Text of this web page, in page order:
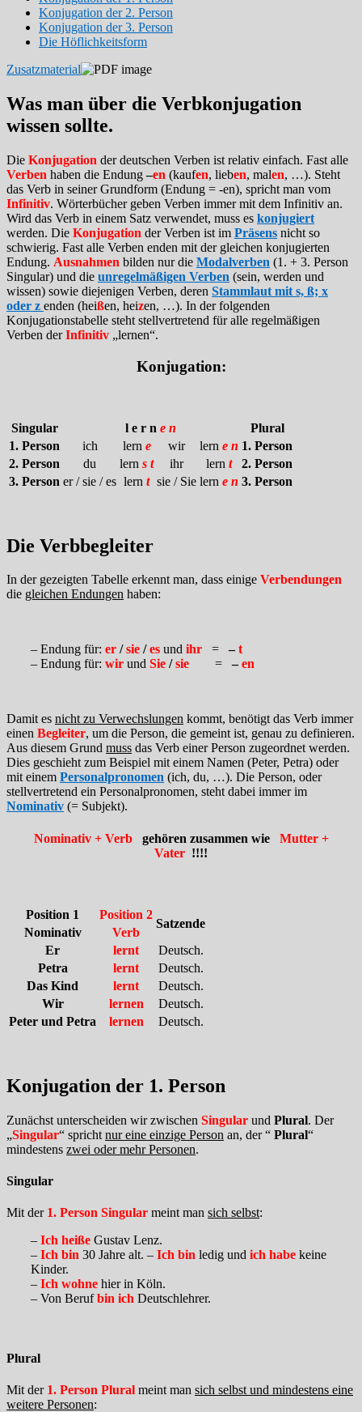
Konjugation der 2. Person
Konjugation der 3. Person
Die Höflichkeitsform
Zusatzmaterial
Was man über die Verbkonjugation
wissen sollte.
Die Konjugation der deutschen Verben ist relativ einfach. Fast alle
Verben haben die Endung–en (kaufen, lieben, malen, …). Steht
das Verb in seiner Grundform (Endung = -en), spricht man vom
Infinitiv. Wörterbücher geben Verben immer mit dem Infinitiv an.
Wird das Verb in einem Satz verwendet, muss es konjugiert
werden. Die Konjugation der Verben ist im Präsens nicht so
schwierig. Fast alle Verben enden mit der gleichen konjugierten
Endung. Ausnahmen bilden nur die Modalverben (1. + 3. Person
Singular) und die unregelmäßigen Verben (sein, werden und
wissen) sowie diejenigen Verben, deren Stammlaut mit s, ß; x
oder z enden (heißen, heizen, …). In der folgenden
Konjugationstabelle steht stellvertretend für alle regelmäßigen
Verben derInfinitiv „lernen“.
Konjugation:
Singular l e r n e n
Plural
1. Person
ich lern e wir lern e n 1. Person
2. Person
du lern s t ihr lern t
2. Person
3. Person er / sie / es lern t sie / Sie lern e n 3. Person
Die Verbbegleiter
In der gezeigten Tabelle erkennt man, dass einige Verbendungen
die gleichen Endungen haben:
– Endung für: er /sie /es und ihr =–t
– Endung für: wir und Sie /sie =–en
Damit es nicht zu Verwechslungen kommt, benötigt das Verb immer
einen Begleiter, um die Person, die gemeint ist, genau zu definieren.
Aus diesem Grund muss das Verb einer Person zugeordnet werden.
Dies geschieht zum Beispiel mit einem Namen (Peter, Petra) oder
mit einem Personalpronomen (ich, du, …). Die Person, oder
stellvertretend ein Personalpronomen, steht dabei immer im
Nominativ (= Subjekt).
Nominativ + Verbgehören zusammen wie Mutter +
Vater !!!!
Position 1 Position 2
Satzende
Nominativ
Verb
Er
lernt
Deutsch.
Petra
lernt
Deutsch.
Das Kind
lernt
Deutsch.
Wir
lernen
Deutsch.
Peter und Petra
lernen Deutsch.
Konjugation der 1. Person
Zunächst unterscheiden wir zwischen Singular und Plural. Der
„Singular“ spricht nur eine einzige Person an, der “ Plural“
mindestens zwei oder mehr Personen.
Singular
Mit der 1. Person Singular meint man sich selbst:
– Ich heiße Gustav Lenz.
– Ich bin 30 Jahre alt. – Ich bin ledig und ich habe keine
Kinder.
– Ich wohne hier in Köln.
– Von Berufbin ich Deutschlehrer.
Plural
Mit der 1. Person Plural meint man sich selbst und mindestens eine
weitere Personen: